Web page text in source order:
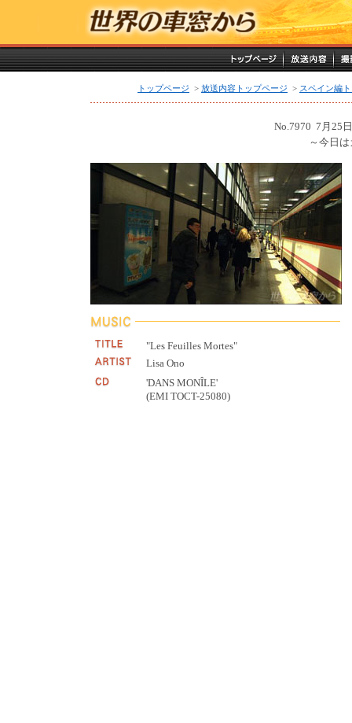
トップページ > 放送内容トップページ > スペイン編
No.7970 7月25
～今日
"Les Feuilles Mortes"
Lisa Ono
'DANS MONÎLE'
(EMI TOCT-25080)